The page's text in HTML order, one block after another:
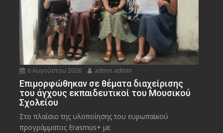
6 Αυγούστου 2026 admin admin
Eπιμορφώθηκαν σε θέματα διαχείρισης
του άγχους εκπαιδευτικοί του Μουσικού
Σχολείου
Στο πλαίσιο της υλοποίησης του ευρωπαϊκού
προγράμματος Erasmus+ με